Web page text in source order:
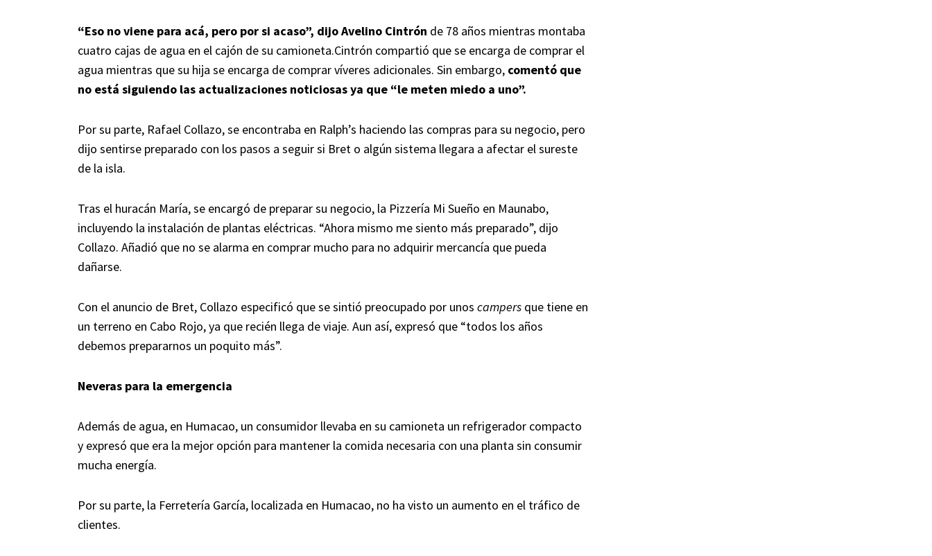
“Eso no viene para acá, pero por si acaso”, dijo Avelino Cintrón de 78 años mientras montaba
cuatro cajas de agua en el cajón de su camioneta.Cintrón compartió que se encarga de comprar el
agua mientras que su hija se encarga de comprar víveres adicionales. Sin embargo, comentó que
no está siguiendo las actualizaciones noticiosas ya que “le meten miedo a uno”.
Por su parte, Rafael Collazo, se encontraba en Ralph’s haciendo las compras para su negocio, pero
dijo sentirse preparado con los pasos a seguir si Bret o algún sistema llegara a afectar el sureste
de la isla.
Tras el huracán María, se encargó de preparar su negocio, la Pizzería Mi Sueño en Maunabo,
incluyendo la instalación de plantas eléctricas. “Ahora mismo me siento más preparado”, dijo
Collazo. Añadió que no se alarma en comprar mucho para no adquirir mercancía que pueda
dañarse.
Con el anuncio de Bret, Collazo especificó que se sintió preocupado por unos campers que tiene en
un terreno en Cabo Rojo, ya que recién llega de viaje. Aun así, expresó que “todos los años
debemos prepararnos un poquito más”.
Neveras para la emergencia
Además de agua, en Humacao, un consumidor llevaba en su camioneta un refrigerador compacto
y expresó que era la mejor opción para mantener la comida necesaria con una planta sin consumir
mucha energía.
Por su parte, la Ferretería García, localizada en Humacao, no ha visto un aumento en el tráfico de
clientes.